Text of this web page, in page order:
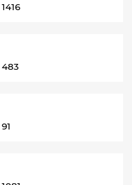
1416
483
91